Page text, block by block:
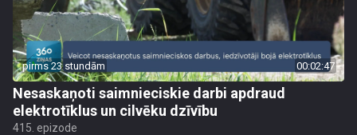
pirms 23 stundām 00:02:47
Nesaskaņoti saimnieciskie darbi apdraud
elektrotīklus un cilvēku dzīvību
415. epizode